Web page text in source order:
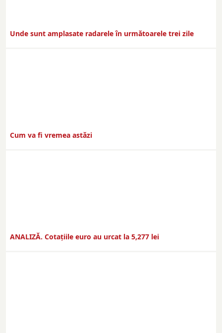
Unde sunt amplasate radarele în următoarele trei zile
Cum va fi vremea astăzi
ANALIZĂ. Cotațiile euro au urcat la 5,277 lei